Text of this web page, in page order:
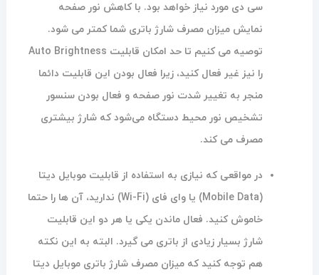
سی دی مورد نیاز خواهد بود. با کاهش نور صفحه
نمایش میزان مصرف شارژ باتری شما کمتر می شود.
توصیه می کنیم تا حد امکان قابلیت Auto Brightness
را نیز غیر فعال کنید، زیرا فعال بودن این قابلیت دائما
منجر به تغییر شدت نور صفحه و فعال بودن سنسور
تشخیص نور محیط دستگاه می‌شود که شارژ بیشتری
مصرف می کند.
در مواقعی که نیازی به استفاده از قابلیت موبایل دیتا
(Mobile Data) یا وای فای (Wi-Fi) ندارید، آن ها را حتما
خاموش کنید. فعال ماندن یکی یا هر دو این قابلیت
شارژ بسیار زیادی از باتری می گیرد. البته به این نکته
هم توجه کنید که میزان مصرف شارژ باتری موبایل دیتا